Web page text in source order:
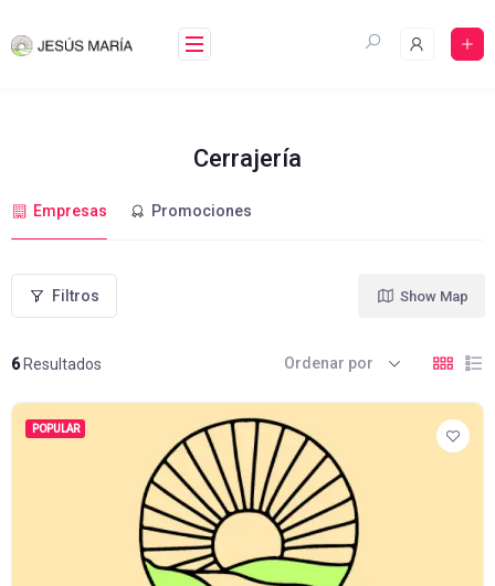
to
Cerrajería
Empresas Promociones
Filtros
6Resultados
Show Map
Ordenar por
POPULAR